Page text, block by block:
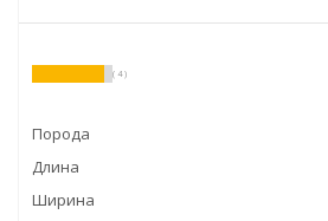
( 4 )
Порода
Длина
Ширина